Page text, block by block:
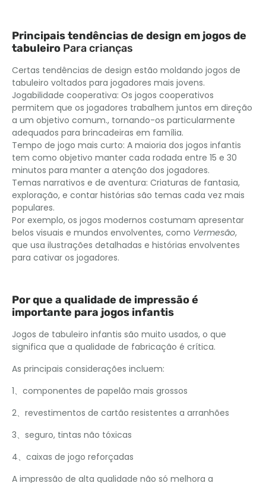
Principais tendências de design em jogos de
tabuleiro Para crianças
Certas tendências de design estão moldando jogos de
tabuleiro voltados para jogadores mais jovens.
Jogabilidade cooperativa: Os jogos cooperativos
permitem que os jogadores trabalhem juntos em direção
a um objetivo comum., tornando-os particularmente
adequados para brincadeiras em família.
Tempo de jogo mais curto: A maioria dos jogos infantis
tem como objetivo manter cada rodada entre 15 e 30
minutos para manter a atenção dos jogadores.
Temas narrativos e de aventura: Criaturas de fantasia,
exploração, e contar histórias são temas cada vez mais
populares.
Por exemplo, os jogos modernos costumam apresentar
belos visuais e mundos envolventes, como Vermesão,
que usa ilustrações detalhadas e histórias envolventes
para cativar os jogadores.
Por que a qualidade de impressão é
importante para jogos infantis
Jogos de tabuleiro infantis são muito usados, o que
significa que a qualidade de fabricação é crítica.
As principais considerações incluem:
1、componentes de papelão mais grossos
2、revestimentos de cartão resistentes a arranhões
3、seguro, tintas não tóxicas
4、caixas de jogo reforçadas
A impressão de alta qualidade não só melhora a